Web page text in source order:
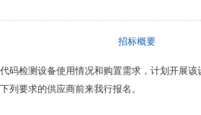
招标概要
码检测设备使用情况和购置需求，计划开展
列要求的供应商前来我行报名。